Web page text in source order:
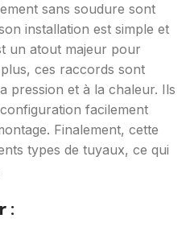
sans soudure sont
installation est simple et
un atout majeur pour
ces raccords sont
pression et à la chaleur. Ils
facilement
Finalement, cette
types de tuyaux, ce qui
: